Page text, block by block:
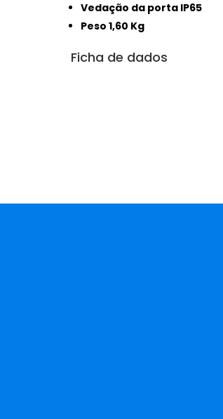
Vedação da porta IP65
Peso 1,60 Kg
Ficha de dados